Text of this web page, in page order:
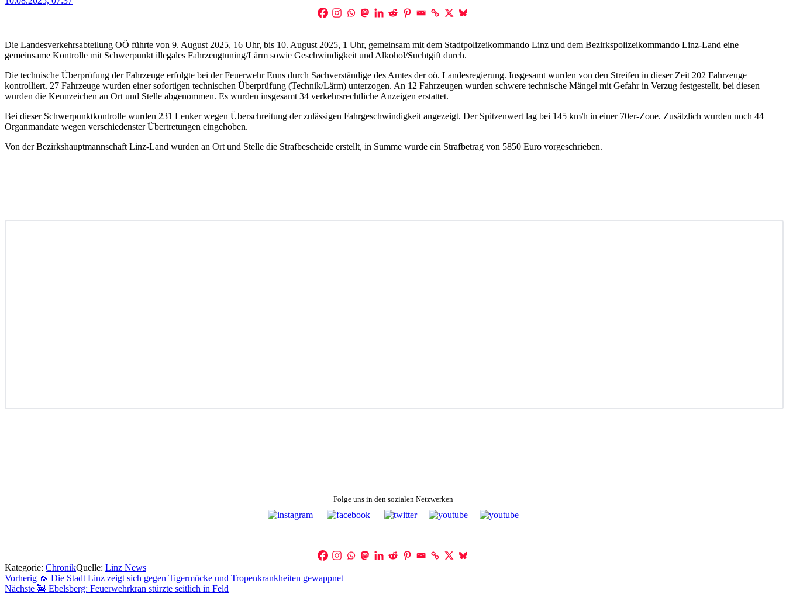
Die Landesverkehrsabteilung OÖ führte von 9. August 2025, 16 Uhr, bis 10. August 2025, 1 Uhr, gemeinsam mit dem Stadtpolizeikommando Linz und dem Bezirkspolizeikommando Linz-Land eine
gemeinsame Kontrolle mit Schwerpunkt illegales Fahrzeugtuning/Lärm sowie Geschwindigkeit und Alkohol/Suchtgift durch.
Die technische Überprüfung der Fahrzeuge erfolgte bei der Feuerwehr Enns durch Sachverständige des Amtes der oö. Landesregierung. Insgesamt wurden von den Streifen in dieser Zeit 202 Fahrzeuge
kontrolliert. 27 Fahrzeuge wurden einer sofortigen technischen Überprüfung (Technik/Lärm) unterzogen. An 12 Fahrzeugen wurden schwere technische Mängel mit Gefahr in Verzug festgestellt, bei diesen
wurden die Kennzeichen an Ort und Stelle abgenommen. Es wurden insgesamt 34 verkehrsrechtliche Anzeigen erstattet.
Bei dieser Schwerpunktkontrolle wurden 231 Lenker wegen Überschreitung der zulässigen Fahrgeschwindigkeit angezeigt. Der Spitzenwert lag bei 145 km/h in einer 70er-Zone. Zusätzlich wurden noch 44
Organmandate wegen verschiedenster Übertretungen eingehoben.
Von der Bezirkshauptmannschaft Linz-Land wurden an Ort und Stelle die Strafbescheide erstellt, in Summe wurde ein Strafbetrag von 5850 Euro vorgeschrieben.
Folge uns in den sozialen Netzwerken
Kategorie: ChronikQuelle: Linz News
Beitragsnavigation
Vorherig 🦟 Die Stadt Linz zeigt sich gegen Tigermücke und Tropenkrankheiten gewappnet
Nächste 🚒 Ebelsberg: Feuerwehrkran stürzte seitlich in Feld